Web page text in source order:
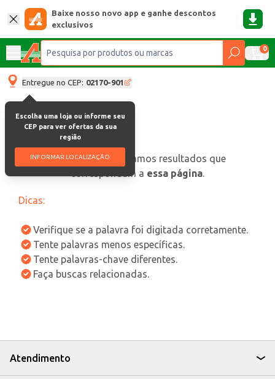
Baixe nosso novo app e ganhe descontos
exclusivos
0
Entregue no CEP: 02170-901
Escolha uma loja ou informe seu
CEP para ver ofertas da sua
região
INFORMAR LOCALIZAÇÃO
oops, não encontramos resultados que
correspondam a essa página.
Dicas:
Verifique se a palavra foi digitada corretamente.
Tente palavras menos específicas.
Tente palavras-chave diferentes.
Faça buscas relacionadas.
Atendimento